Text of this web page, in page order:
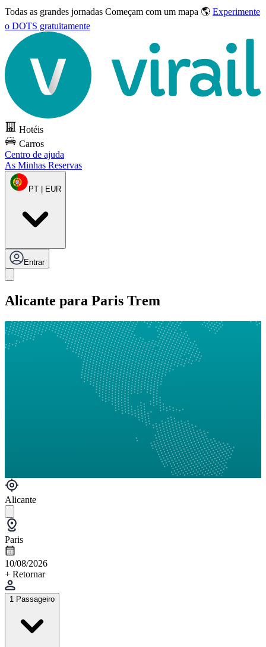
Todas as grandes jornadas Começam com um mapa 🌎 Experimente
o DOTS gratuitamente
Hotéis
Carros
Centro de ajuda
As Minhas Reservas
PT | EUR
Entrar
Alicante para Paris Trem
Alicante
Paris
10/08/2026
+ Retornar
1 Passageiro